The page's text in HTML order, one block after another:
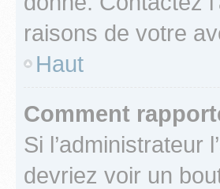
raisons de votre
Haut
Comment
Si l’administrateur
devriez voir un